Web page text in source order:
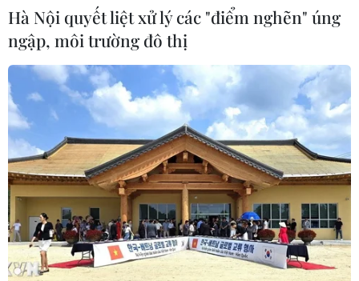
TIN CÙNG CHUYÊN MỤC
Nhà đầu tư Anh đề xuất siêu dự án Tổ
hợp cảng biển 18 tỷ USD tại Quảng
Ninh
07/08/2026 08:33
Canh tác biển - động lực mới cho
kinh tế biển Việt Nam
07/08/2026 08:14
Hà Nội quyết liệt xử lý các "điểm nghẽn" úng
ngập, môi trường đô thị